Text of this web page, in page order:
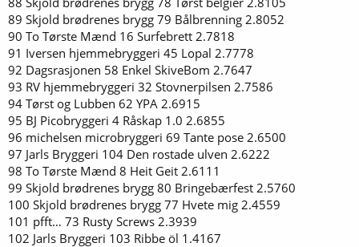
89 Skjold brødrenes brygg 79 Bålbrenning 2.8052
90 To Tørste Mænd 16 Surfebrett 2.7818
91 Iversen hjemmebryggeri 45 Lopal 2.7778
92 Dagsrasjonen 58 Enkel SkiveBom 2.7647
93 RV hjemmebryggeri 32 Stovnerpilsen 2.7586
94 Tørst og Lubben 62 YPA 2.6915
95 BJ Picobryggeri 4 Råskap 1.0 2.6855
96 michelsen microbryggeri 69 Tante pose 2.6500
97 Jarls Bryggeri 104 Den rostade ulven 2.6222
98 To Tørste Mænd 8 Heit Geit 2.6111
99 Skjold brødrenes brygg 80 Bringebærfest 2.5760
100 Skjold brødrenes brygg 77 Hvete mig 2.4559
101 pfft… 73 Rusty Screws 2.3939
102 Jarls Bryggeri 103 Ribbe öl 1.4167